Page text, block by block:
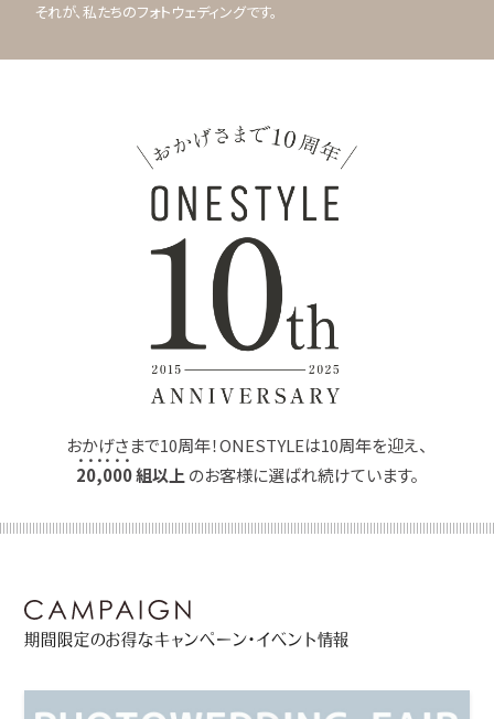
それが、私たちのフォトウェディングです。
おかげさまで10周年！ONESTYLEは10周年を迎え、
20,000組以上 のお客様に選ばれ続けています。
期間限定のお得なキャンペーン・イベント情報